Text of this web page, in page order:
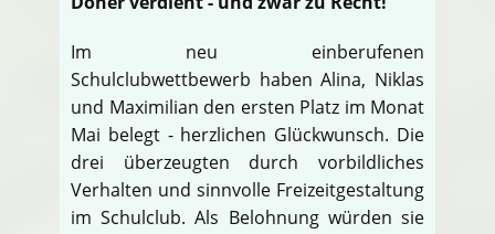
Im neu einberufenen
Schulclubwettbewerb haben Alina, Niklas
und Maximilian den ersten Platz im Monat
Mai belegt - herzlichen Glückwunsch. Die
drei überzeugten durch vorbildliches
Verhalten und sinnvolle Freizeitgestaltung
im Schulclub. Als Belohnung würden sie